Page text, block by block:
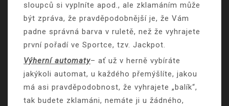
sloupců si vyplníte apod., ale zklamáním může
být zpráva, že pravděpodobnější je, že Vám
padne správná barva v ruletě, než že vyhrajete
první pořadí ve Sportce, tzv. Jackpot.
Výherní automaty– ať už v herně vybíráte
jakýkoli automat, u každého přemýšlíte, jakou
má asi pravděpodobnost, že vyhrajete „balík“,
tak budete zklamáni, nemáte ji u žádného,